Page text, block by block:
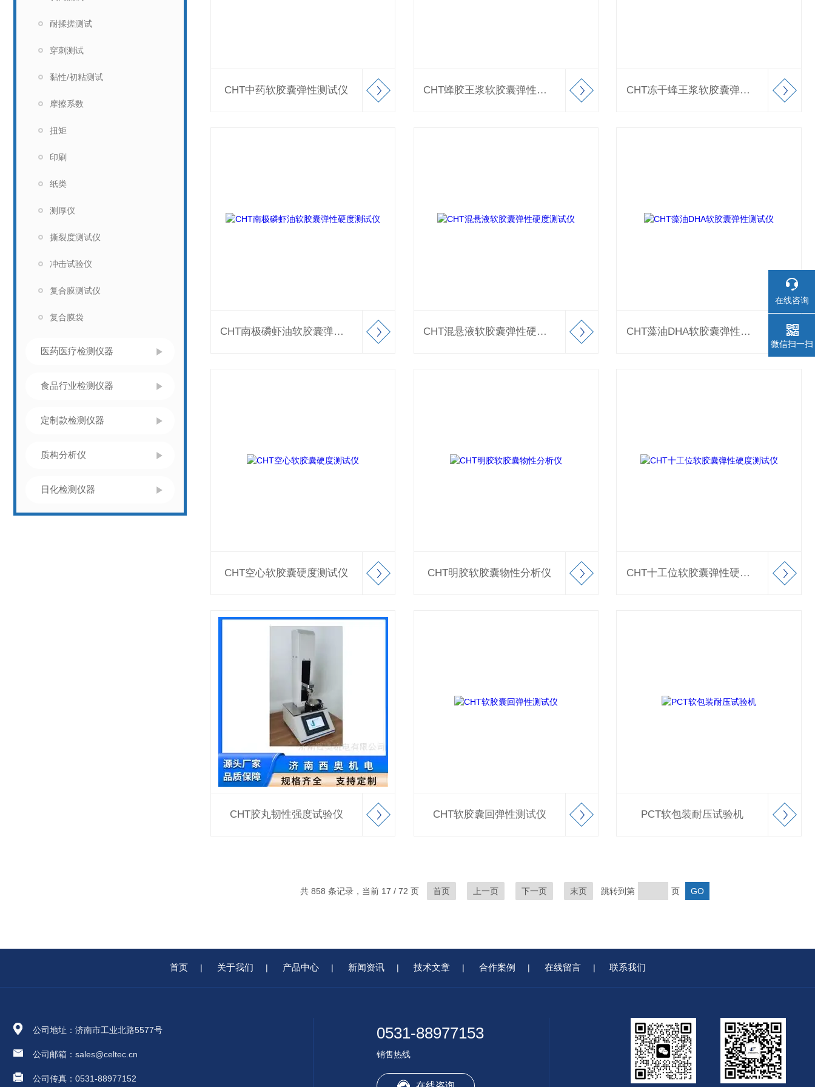
耐揉搓测试
穿刺测试
黏性/初粘测试
摩擦系数
扭矩
印刷
纸类
测厚仪
撕裂度测试仪
冲击试验仪
复合膜测试仪
复合膜袋
医药医疗检测仪器
食品行业检测仪器
定制款检测仪器
质构分析仪
日化检测仪器
CHT中药软胶囊弹性测试仪 CHT蜂胶王浆软胶囊弹性硬度测试仪 CHT冻干蜂王浆软胶囊弹性硬度测试仪
CHT南极磷虾油软胶囊弹性硬度测试仪 CHT混悬液软胶囊弹性硬度测试仪 CHT藻油DHA软胶囊弹性测试仪
CHT空心软胶囊硬度测试仪 CHT明胶软胶囊物性分析仪 CHT十工位软胶囊弹性硬度测试仪
CHT胶丸韧性强度试验仪 CHT软胶囊回弹性测试仪 PCT软包装耐压试验机
共 858 条记录，当前 17 / 72 页 首页 上一页 下一页 末页 跳转到第 页
首页 | 关于我们 | 产品中心 | 新闻资讯 | 技术文章 | 合作案例 | 在线留言 | 联系我们
公司地址：济南市工业北路5577号
公司邮箱：sales@celtec.cn
公司传真：0531-88977152
0531-88977153
销售热线
在线咨询
微信扫一扫